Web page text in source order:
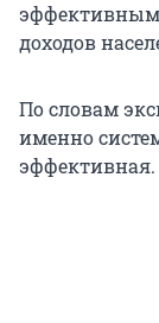
эффективным
доходов
По словам
именно
эффективная.